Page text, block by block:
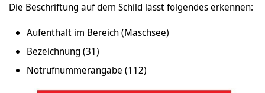
Die Beschriftung auf dem Schild lässt folgendes erkennen:
Aufenthalt im Bereich (Maschsee)
Bezeichnung (31)
Notrufnummerangabe (112)